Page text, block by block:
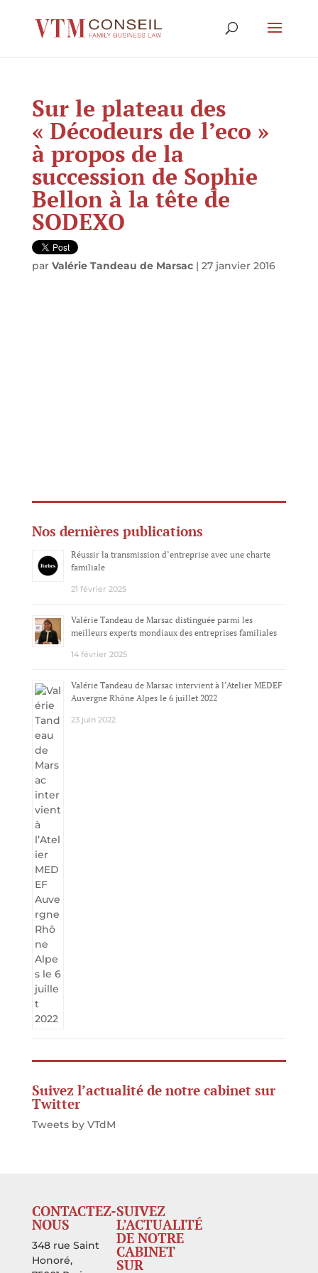
Sur le plateau des
« Décodeurs de l’eco »
à propos de la
succession de Sophie
Bellon à la tête de
SODEXO
par Valérie Tandeau de Marsac| 27 janvier 2016
Nos dernières publications
Réussir la transmission d’entreprise avec une charte
familiale
21 février 2025
Valérie Tandeau de Marsac distinguée parmi les
meilleurs experts mondiaux des entreprises familiales
14 février 2025
Valérie Tandeau de Marsac intervient à l’Atelier MEDEF
Auvergne Rhône Alpes le 6 juillet 2022
23 juin 2022
Suivez l’actualité de notre cabinet sur
Twitter
Tweets by VTdM
CONTACTEZ-
NOUS
348 rue Saint
Honoré,
SUIVEZ
L’ACTUALITÉ
DE NOTRE
CABINET
SUR